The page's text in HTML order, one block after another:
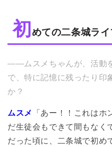
初 めての二条城ラ
――ムスメちゃんが、活動
で、特に記憶に残ったり印
か？
ムスメ
「あー！！これはホ
だ生徒会もできて間もなく
だった頃に、二条城で初め